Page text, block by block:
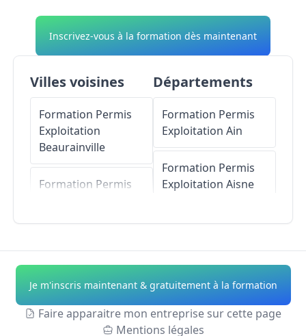
Inscrivez-vous à la formation dès maintenant
Villes voisines
Formation Permis
Exploitation
Beaurainville
Formation Permis
Formation Permis
Exploitation
Lespinoy
Formation Permis
Départements
Formation Permis
Exploitation Ain
Formation Permis
Exploitation Aisne
Formation Permis
ExploitationAlpes-
de-Haute-Provence
Je m'inscris maintenant & gratuitement à la formation
Faire apparaitre mon entreprise sur cette page
Mentions légales